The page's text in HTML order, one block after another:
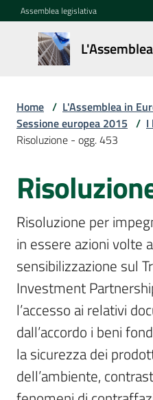
Vai al contenuto
Vai alla navigazione
Vai al footer
Assemblea legislativa
L'Assemblea
in Europa
Cos'è
la
Rete
europea
regionale
Le
Sessioni
europee
Menu selezionato
Notizie
Home / L'Assemblea in
Sessione europea 2015 / I
Risoluzione - ogg. 453
Risoluzione per
in essere azioni volte
sensibilizzazione sul
Investment
l’accesso ai relativi
dall’accordo i beni
la sicurezza dei
dell’ambiente,